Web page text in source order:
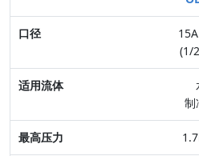
口径
适用流体
最高压力
阀体材质
(1/
制